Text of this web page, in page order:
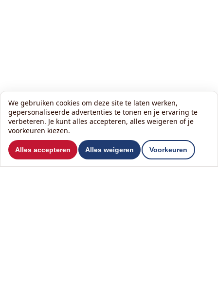
Wil je ons volgen?
Lees onze nieuwsbrief:
We gebruiken cookies om deze site te laten werken,
gepersonaliseerde advertenties te tonen en je ervaring te
verbeteren. Je kunt alles accepteren, alles weigeren of je
voorkeuren kiezen.
Alles accepteren Alles weigeren Voorkeuren